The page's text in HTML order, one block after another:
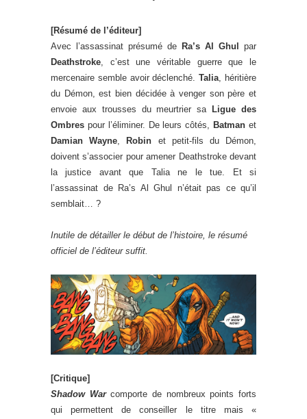
[Résumé de l’éditeur]
Avec l’assassinat présumé de Ra’s Al Ghul
par
Deathstroke, c’est une véritable guerre que le
mercenaire semble avoir déclenché.Talia, héritière
du Démon, est bien décidée à venger son père et
envoie aux trousses du meurtrier sa Ligue des
Ombres pour l’éliminer. De leurs côtés, Batman et
Damian Wayne, Robin et petit-fils du Démon,
doivent s’associer pour amener Deathstroke devant
la justice avant que Talia ne le tue. Et si
l’assassinat de Ra’s Al Ghul n’était pas ce qu’il
semblait… ?
Inutile de détailler le début de l’histoire, le résumé
officiel de l’éditeur suffit.
[Critique]
Shadow Warcomporte de nombreux points forts
qui permettent de conseiller le titre mais «